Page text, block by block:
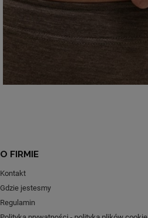
O FIRMIE
Kontakt
Gdzie jestesmy
Regulamin